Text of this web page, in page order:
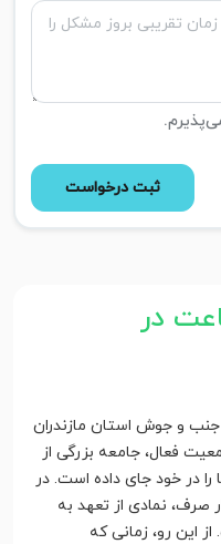
ثبت درخواست
در
جنب و جوش استان مازندران
فعال، جامعه بزرگی از
در خود جای داده است. در
نمادی از تعهد به
این رو، زمانی که